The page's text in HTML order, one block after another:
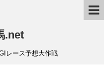
.net
レース予想大作戦